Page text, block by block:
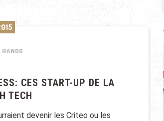
CES START-UP DE LA
TECH
devenir les Criteo ou les